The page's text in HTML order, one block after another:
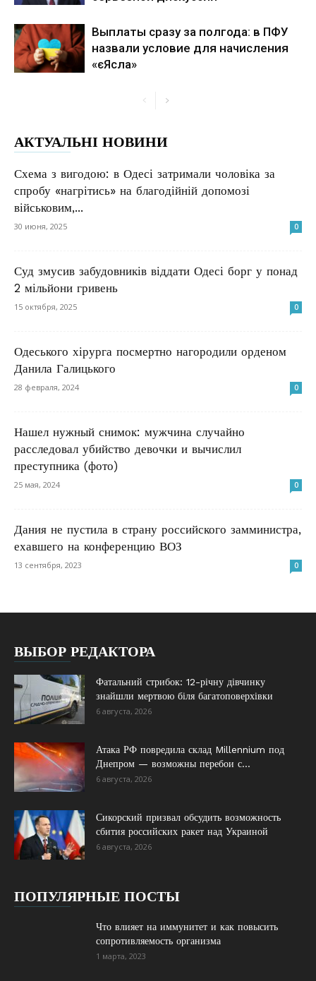
Выплаты сразу за полгода: в ПФУ
назвали условие для начисления
«єЯсла»
АКТУАЛЬНІ НОВИНИ
Схема з вигодою: в Одесі затримали чоловіка за
спробу «нагрітись» на благодійній допомозі
військовим,...
30 июня, 2025 0
Суд змусив забудовників віддати Одесі борг у понад
2 мільйони гривень
15 октября, 2025 0
Одеського хірурга посмертно нагородили орденом
Данила Галицького
28 февраля, 2024 0
Нашел нужный снимок: мужчина случайно
расследовал убийство девочки и вычислил
преступника (фото)
25 мая, 2024 0
Дания не пустила в страну российского замминистра,
ехавшего на конференцию ВОЗ
13 сентября, 2023 0
ВЫБОР РЕДАКТОРА
Фатальний стрибок: 12-річну дівчинку
знайшли мертвою біля багатоповерхівки
6 августа, 2026
Атака РФ повредила склад Millennium под
Днепром — возможны перебои с...
6 августа, 2026
Сикорский призвал обсудить возможность
сбития российских ракет над Украиной
6 августа, 2026
ПОПУЛЯРНЫЕ ПОСТЫ
Что влияет на иммунитет и как повысить
сопротивляемость организма
1 марта, 2023